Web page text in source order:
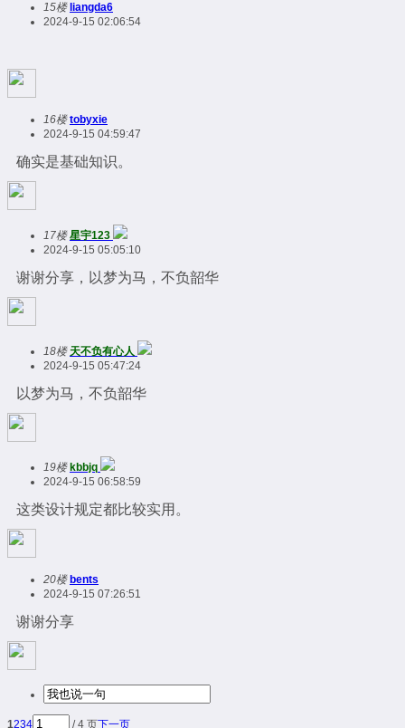
15楼 liangda6
2024-9-15 02:06:54
16楼 tobyxie
2024-9-15 04:59:47
确实是基础知识。
17楼 星宇123
2024-9-15 05:05:10
谢谢分享，以梦为马，不负韶华
18楼 天不负有心人
2024-9-15 05:47:24
以梦为马，不负韶华
19楼 kbbjq
2024-9-15 06:58:59
这类设计规定都比较实用。
20楼 bents
2024-9-15 07:26:51
谢谢分享
1234 / 4 页下一页